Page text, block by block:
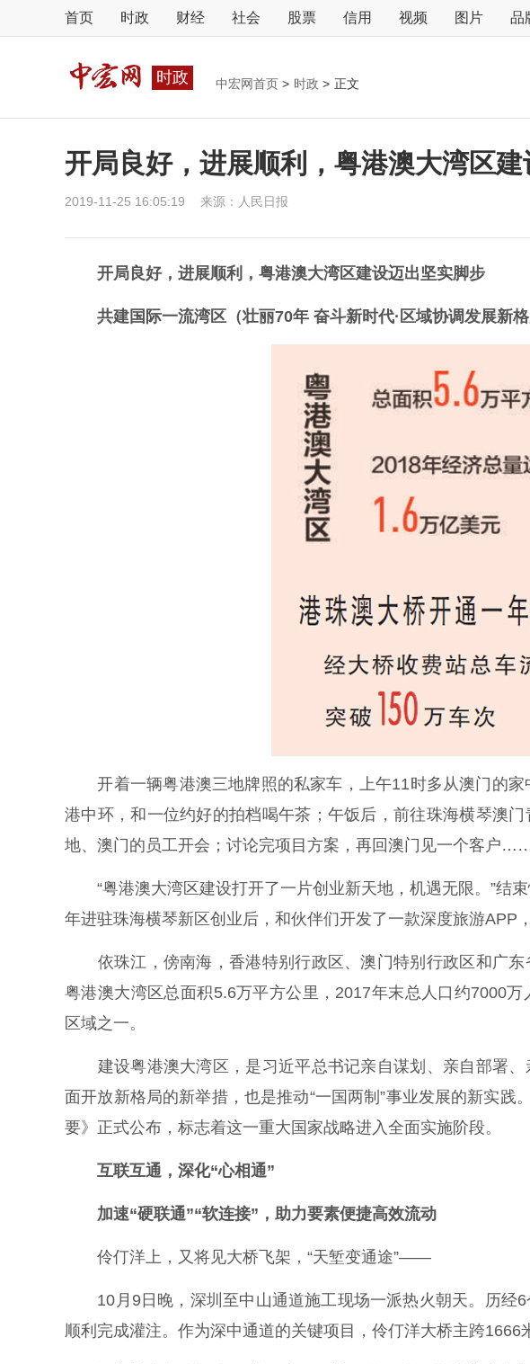
首页 时政 财经 社会 股票 信用 视频 图片 品
时政 中宏网首页 > 时政 > 正文
开局良好，进展顺利，粤港澳大湾区
2019-11-25 16:05:19 来源： 人民日报
开局良好，进展顺利，粤港澳大湾区建设迈出坚实脚步
共建国际一流湾区（壮丽70年 奋斗新时代·区域协调发展新格
开着一辆粤港澳三地牌照的私家车，上午11时多从澳门的家
港中环，和一位约好的拍档喝午茶；午饭后，前往珠海横琴澳
地、澳门的员工开会；讨论完项目方案，再回澳门见一个客户
“粤港澳大湾区建设打开了一片创业新天地，机遇无限。”结
年进驻珠海横琴新区创业后，和伙伴们开发了一款深度旅游APP
依珠江，傍南海，香港特别行政区、澳门特别行政区和广东
粤港澳大湾区总面积5.6万平方公里，2017年末总人口约7000
区域之一。
建设粤港澳大湾区，是习近平总书记亲自谋划、亲自部署、
面开放新格局的新举措，也是推动“一国两制”事业发展的新实践
要》正式公布，标志着这一重大国家战略进入全面实施阶段。
互联互通，深化“心相通”
加速“硬联通”“软连接”，助力要素便捷高效流动
伶仃洋上，又将见大桥飞架，“天堑变通途”——
10月9日晚，深圳至中山通道施工现场一派热火朝天。历经6
顺利完成灌注。作为深中通道的关键项目，伶仃洋大桥主跨1666